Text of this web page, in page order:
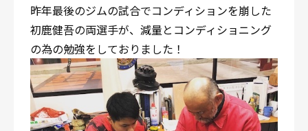
営業時間：月〜土 14:00〜22:00 / 日・祝 14:00〜19:00
昨年最後のジムの試合でコンディションを崩した
初鹿健吾の両選手が、減量とコンディショニング
の為の勉強をしておりました！